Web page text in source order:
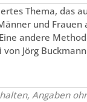
Thema, das
und
andere
Jörg
Angaben